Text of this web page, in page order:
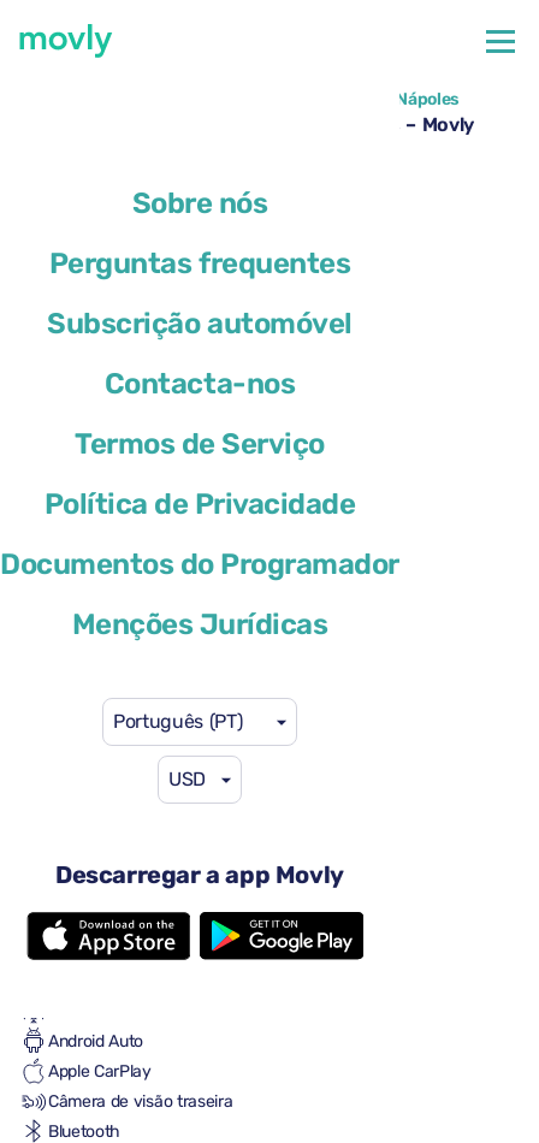
Sobre nós
Perguntas frequentes
Subscrição automóvel
Contacta-nos
Termos de Serviço
Política de Privacidade
Documentos do Programador
Menções Jurídicas
Português (PT)
USD
Descarregar a app Movly
Todos os carros disponíveis no Aeroporto de Nápoles
Aluguer de DS 4 no Aeroporto de Nápoles – Movly
ou similar
41 US$ por dia
5 lugares
2 malas grandes
Uma mala pequena
Android Auto
Apple CarPlay
Câmera de visão traseira
Bluetooth